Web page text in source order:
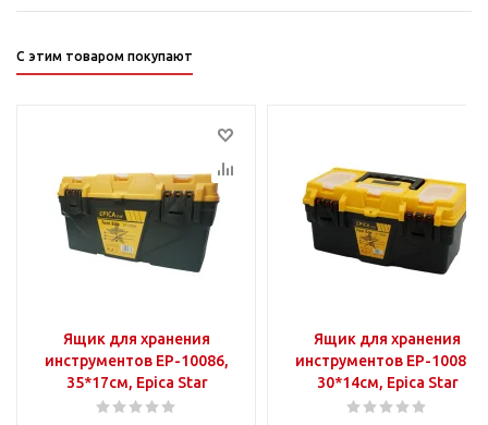
С этим товаром покупают
Ящик для хранения
инструментов EP-10086,
35*17см, Epica Star
Ящик для хранения
инструментов EP-10085,
30*14см, Epica Star